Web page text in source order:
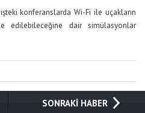
konferanslarda Wi-Fi ile uçakların
edilebileceğine dair simülasyonlar
SONRAKİ HABER